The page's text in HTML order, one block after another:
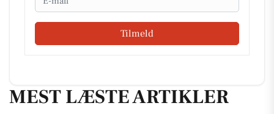
Tilmeld
MEST LÆSTE ARTIKLER